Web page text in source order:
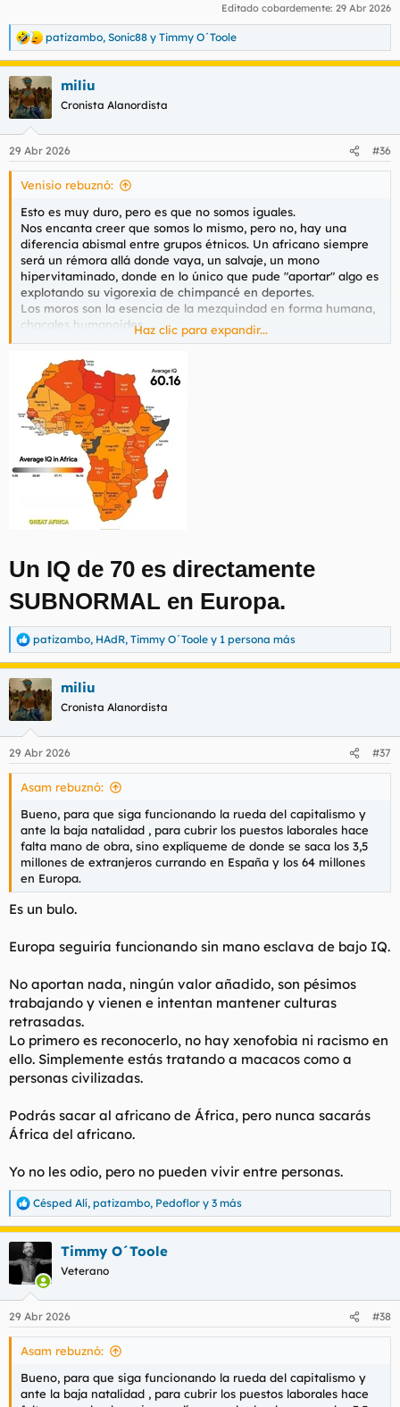
Editado cobardemente: 29 Abr 2026
R
e
a
c
c
i
e
s
patizambo, Sonic88 y Timmy O´Toole
miliu
Cronista Alanordista
29 Abr 2026 #36
Venisio rebuznó:
Esto es muy duro, pero es que no somos iguales.
Nos encanta creer que somos lo mismo, pero no, hay una
diferencia abismal entre grupos étnicos. Un africano siempre
será un rémora allá donde vaya, un salvaje, un mono
hipervitaminado, donde en lo único que pude "aportar" algo es
explotando su vigorexia de chimpancé en deportes.
Los moros son la esencia de la mezquindad en forma humana,
chacales humanoides.
En general, su subdesarrollo endémico los hace agresivos,
resentidos y victimistas. Como un forero pero en la vida real,
con lo que eso conlleva: violar féminas -viejas nonageanrias
inclusive, acuchillarse (amachetarse últimanente) por cualquier
tontería, dar por culo, ser una carga. etc..
Y el problema es la arrogancia de cretinos de aquí que se
creen los salvadores de occidente y son unos ignorantes que
no duraría ni dos dias sueltos en los cubiles natales de esas
malas bestias que nos invaden.
No, en las series y peliculas pueden meter toda la magia que
quieran, pero en la vida real un negro, un moro o un pancho
son una mierda, a nivel evolutivo mental y en general. No hay
por donde cogerlos. Son un lastre. Y lo arruinan todo. Asi que
Que arreglen sus propios paises primero y se dejen de joder.
Haz clic para expandir...
Un IQ de 70 es directamente
SUBNORMAL en Europa.
R
e
a
c
c
i
e
s
patizambo, HAdR, Timmy O´Toole y 1 persona más
miliu
Cronista Alanordista
29 Abr 2026 #37
Asam rebuznó:
Bueno, para que siga funcionando la rueda del capitalismo y
ante la baja natalidad , para cubrir los puestos laborales hace
falta mano de obra, sino explíqueme de donde se saca los 3,5
millones de extranjeros currando en España y los 64 millones
en Europa.
Es un bulo.
Europa seguiría funcionando sin mano esclava de bajo IQ.
No aportan nada, ningún valor añadido, son pésimos
trabajando y vienen e intentan mantener culturas
retrasadas.
Lo primero es reconocerlo, no hay xenofobia ni racismo en
ello. Simplemente estás tratando a macacos como a
personas civilizadas.
Podrás sacar al africano de África, pero nunca sacarás
África del africano.
Yo no les odio, pero no pueden vivir entre personas.
R
e
a
c
e
s
Césped Alí, patizambo, Pedoflor y 3 más
Timmy O´Toole
Veterano
29 Abr 2026 #38
Asam rebuznó:
Bueno, para que siga funcionando la rueda del capitalismo y
ante la baja natalidad , para cubrir los puestos laborales hace